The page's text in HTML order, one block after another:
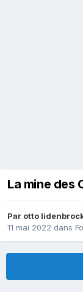
La mine des
Par otto
11 mai 2022 dans